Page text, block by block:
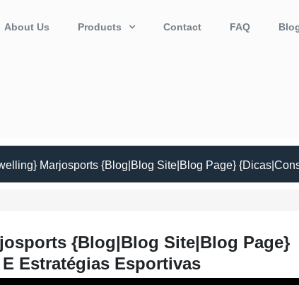
About Us Products Contact FAQ
Marjosports {Blog|Blog Site|Blog Page}
{Blog|Blog Site|Blog Page}
Estratégias Esportivas